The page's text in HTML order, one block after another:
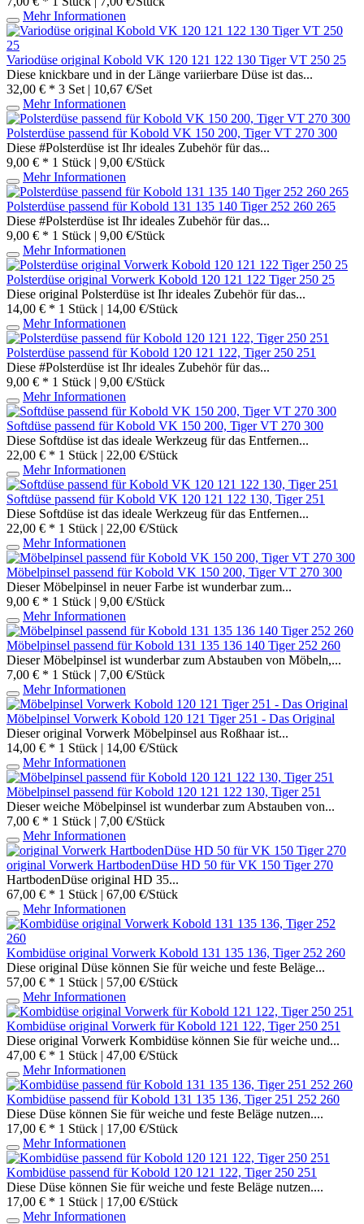
Mehr Informationen
Variodüse original Kobold VK 120 121 122 130 Tiger VT 250 25
Diese knickbare und in der Länge variierbare Düse ist das...
32,00 € * 3 Set | 10,67 €/Set
Mehr Informationen
Polsterdüse passend für Kobold VK 150 200, Tiger VT 270 300
Diese #Polsterdüse ist Ihr ideales Zubehör für das...
9,00 € * 1 Stück | 9,00 €/Stück
Mehr Informationen
Polsterdüse passend für Kobold 131 135 140 Tiger 252 260 265
Diese #Polsterdüse ist Ihr ideales Zubehör für das...
9,00 € * 1 Stück | 9,00 €/Stück
Mehr Informationen
Polsterdüse original Vorwerk Kobold 120 121 122 Tiger 250 25
Diese original Polsterdüse ist Ihr ideales Zubehör für das...
14,00 € * 1 Stück | 14,00 €/Stück
Mehr Informationen
Polsterdüse passend für Kobold 120 121 122, Tiger 250 251
Diese #Polsterdüse ist Ihr ideales Zubehör für das...
9,00 € * 1 Stück | 9,00 €/Stück
Mehr Informationen
Softdüse passend für Kobold VK 150 200, Tiger VT 270 300
Diese Softdüse ist das ideale Werkzeug für das Entfernen...
22,00 € * 1 Stück | 22,00 €/Stück
Mehr Informationen
Softdüse passend für Kobold VK 120 121 122 130, Tiger 251
Diese Softdüse ist das ideale Werkzeug für das Entfernen...
22,00 € * 1 Stück | 22,00 €/Stück
Mehr Informationen
Möbelpinsel passend für Kobold VK 150 200, Tiger VT 270 300
Dieser Möbelpinsel in neuer Farbe ist wunderbar zum...
9,00 € * 1 Stück | 9,00 €/Stück
Mehr Informationen
Möbelpinsel passend für Kobold 131 135 136 140 Tiger 252 260
Dieser Möbelpinsel ist wunderbar zum Abstauben von Möbeln,...
7,00 € * 1 Stück | 7,00 €/Stück
Mehr Informationen
Möbelpinsel Vorwerk Kobold 120 121 Tiger 251 - Das Original
Dieser original Vorwerk Möbelpinsel aus Roßhaar ist...
14,00 € * 1 Stück | 14,00 €/Stück
Mehr Informationen
Möbelpinsel passend für Kobold 120 121 122 130, Tiger 251
Dieser weiche Möbelpinsel ist wunderbar zum Abstauben von...
7,00 € * 1 Stück | 7,00 €/Stück
Mehr Informationen
original Vorwerk HartbodenDüse HD 50 für VK 150 Tiger 270
HartbodenDüse original HD 35...
67,00 € * 1 Stück | 67,00 €/Stück
Mehr Informationen
Kombidüse original Vorwerk Kobold 131 135 136, Tiger 252 260
Diese original Düse können Sie für weiche und feste Beläge...
57,00 € * 1 Stück | 57,00 €/Stück
Mehr Informationen
Kombidüse original Vorwerk für Kobold 121 122, Tiger 250 251
Diese original Vorwerk Kombidüse können Sie für weiche und...
47,00 € * 1 Stück | 47,00 €/Stück
Mehr Informationen
Kombidüse passend für Kobold 131 135 136, Tiger 251 252 260
Diese Düse können Sie für weiche und feste Beläge nutzen....
17,00 € * 1 Stück | 17,00 €/Stück
Mehr Informationen
Kombidüse passend für Kobold 120 121 122, Tiger 250 251
Diese Düse können Sie für weiche und feste Beläge nutzen....
17,00 € * 1 Stück | 17,00 €/Stück
Mehr Informationen